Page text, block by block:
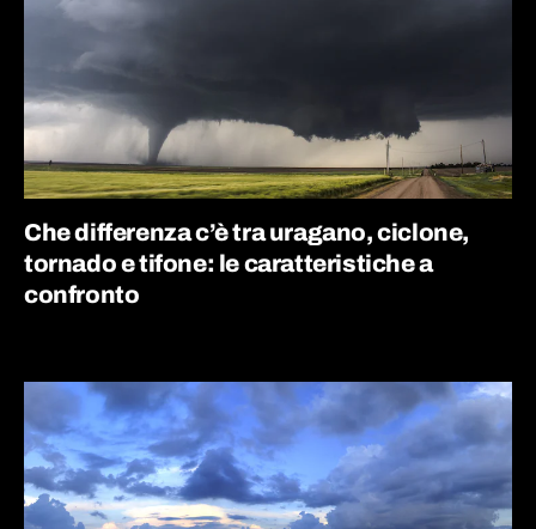
Che differenza c’è tra uragano, ciclone,
tornado e tifone: le caratteristiche a
confronto